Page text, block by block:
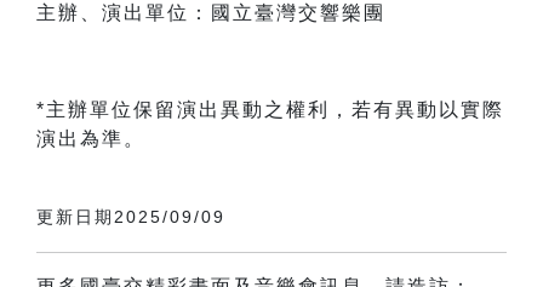
主辦、演出單位：國立臺灣交響樂團
*主辦單位保留演出異動之權利，若有異動以實際
演出為準。
更新日期2025/09/09